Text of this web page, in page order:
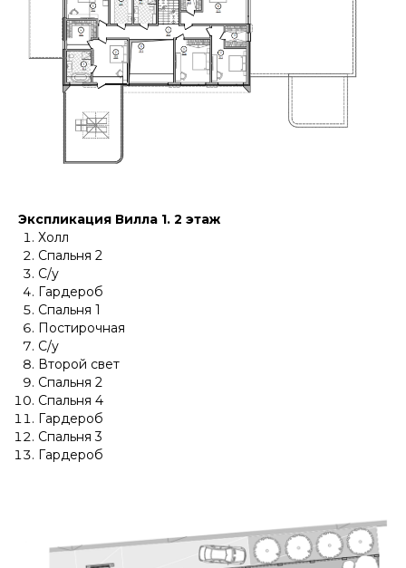
Экспликация Вилла 1. 2 этаж
Холл
Спальня 2
С/у
Гардероб
Спальня 1
Постирочная
С/у
Второй свет
Спальня 2
Спальня 4
Гардероб
Спальня 3
Гардероб